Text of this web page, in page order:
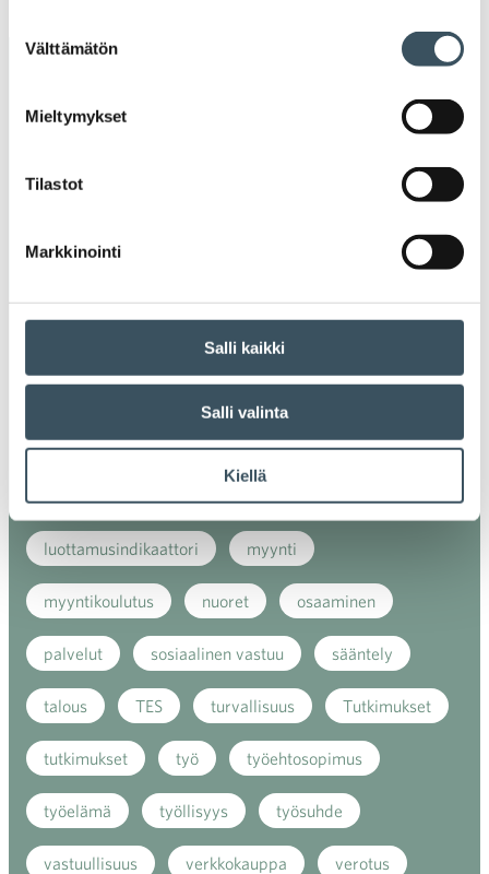
valinta
Välttämätön
Mieltymykset
Tilastot
Markkinointi
Salli kaikki
Salli valinta
Kiellä
alv arvonlisävero
digiostaminen digitalisaatio
kansainvälinen verkkokauppa
kaupan näkymät kauppa kemikaalit
kiertotalous koronavirus koulutus
kuluttaja kuluttajat kuluttajien luottamus
luottamusindikaattori myynti
myyntikoulutus nuoret osaaminen
palvelut sosiaalinen vastuu sääntely
talous TES turvallisuus Tutkimukset
tutkimukset työ työehtosopimus
työelämä työllisyys työsuhde
vastuullisuus verkkokauppa verotus